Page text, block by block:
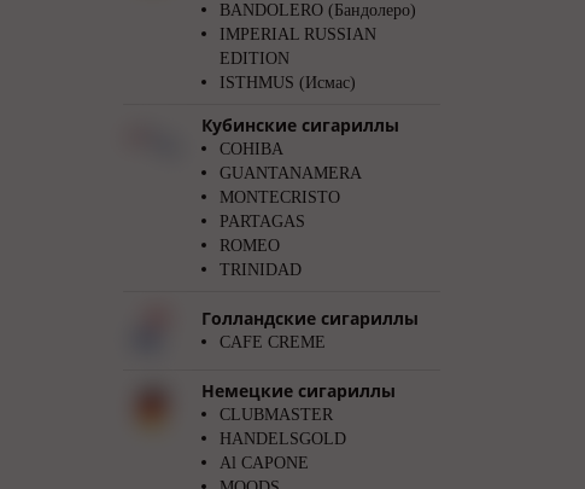
BANDOLERO (Бандолеро)
IMPERIAL RUSSIAN
EDITION
ISTHMUS (Исмас)
Кубинские сигариллы
COHIBA
GUANTANAMERA
MONTECRISTO
PARTAGAS
ROMEO
TRINIDAD
Голландские сигариллы
CAFE CREME
Немецкие сигариллы
CLUBMASTER
HANDELSGOLD
Al CAPONE